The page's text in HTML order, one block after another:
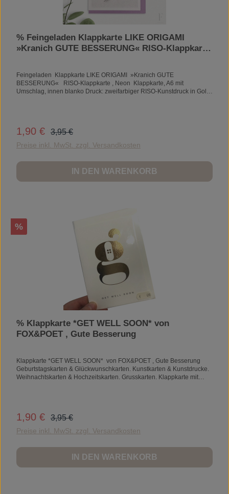
% Feingeladen Klappkarte LIKE ORIGAMI
»Kranich GUTE BESSERUNG« RISO-Klappkarte
Feingeladen Klappkarte LIKE ORIGAMI »Kranich GUTE
BESSERUNG« RISO-Klappkarte , Neon Klappkarte, A6 mit
Umschlag, innen blanko Druck: zweifarbiger RISO-Kunstdruck in Gold
Verkaufspreis:
1,90 € Regulärer Preis:
3,95 €
Preise inkl. MwSt. zzgl. Versandkosten
IN DEN WARENKORB
Rabatt
%
% Klappkarte *GET WELL SOON* von
FOX&POET , Gute Besserung
Klappkarte *GET WELL SOON* von FOX&POET , Gute Besserung
Geburtstagskarten & Glückwunschkarten. Kunstkarten & Kunstdrucke.
Weihnachtskarten & Hochzeitskarten. Grusskarten. Klappkarte mit
Verkaufspreis:
1,90 € Regulärer Preis:
3,95 €
Preise inkl. MwSt. zzgl. Versandkosten
IN DEN WARENKORB